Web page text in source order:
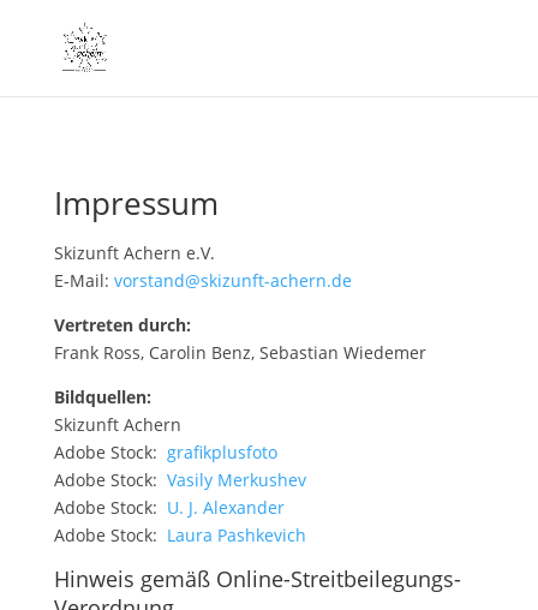
Impressum
Skizunft Achern e.V.
E-Mail: vorstand@skizunft-achern.de
Vertreten durch:
Frank Ross, Carolin Benz, Sebastian Wiedemer
Bildquellen:
Skizunft Achern
Adobe Stock: grafikplusfoto
Adobe Stock: Vasily Merkushev
Adobe Stock: U. J. Alexander
Adobe Stock: Laura Pashkevich
Hinweis gemäß Online-Streitbeilegungs-